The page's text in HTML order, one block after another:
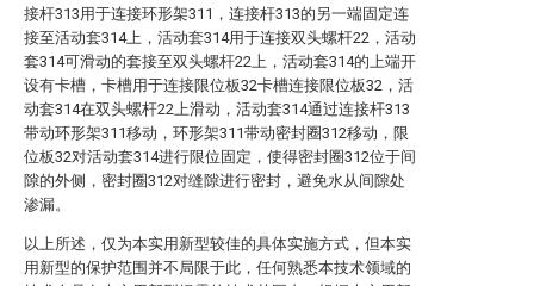
接杆313用于连接环形架311，连接杆313的另一端固定连
接至活动套314上，活动套314用于连接双头螺杆22，活动
套314可滑动的套接至双头螺杆22上，活动套314的上端开
设有卡槽，卡槽用于连接限位板32卡槽连接限位板32，活
动套314在双头螺杆22上滑动，活动套314通过连接杆313
带动环形架311移动，环形架311带动密封圈312移动，限
位板32对活动套314进行限位固定，使得密封圈312位于间
隙的外侧，密封圈312对缝隙进行密封，避免水从间隙处
渗漏。
以上所述，仅为本实用新型较佳的具体实施方式，但本实
用新型的保护范围并不局限于此，任何熟悉本技术领域的